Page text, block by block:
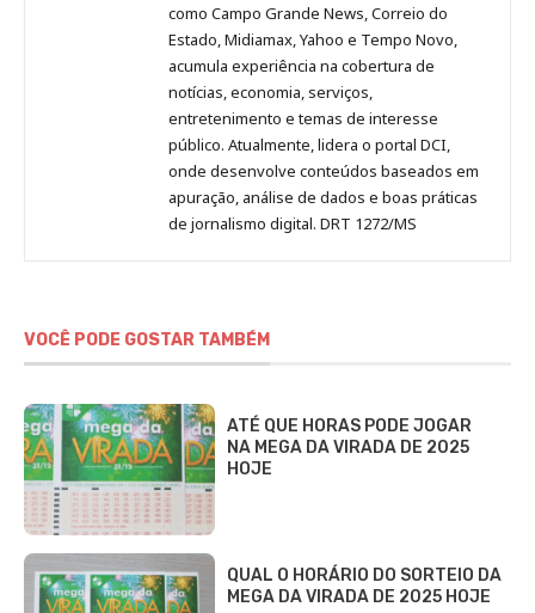
como Campo Grande News, Correio do
Estado, Midiamax, Yahoo e Tempo Novo,
acumula experiência na cobertura de
notícias, economia, serviços,
entretenimento e temas de interesse
público. Atualmente, lidera o portal DCI,
onde desenvolve conteúdos baseados em
apuração, análise de dados e boas práticas
de jornalismo digital. DRT 1272/MS
VOCÊ PODE GOSTAR TAMBÉM
ATÉ QUE HORAS PODE JOGAR
NA MEGA DA VIRADA DE 2025
HOJE
QUAL O HORÁRIO DO SORTEIO DA
MEGA DA VIRADA DE 2025 HOJE